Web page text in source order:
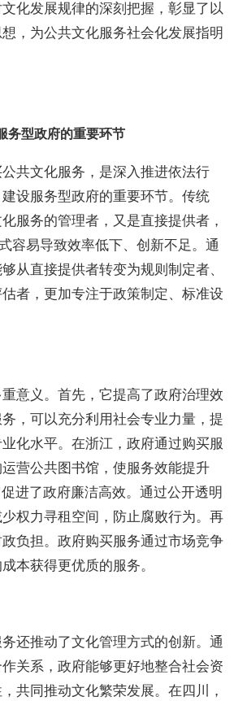
化发展规律的深刻把握，彰显了以
，为公共文化服务社会化发展指明
务型政府的重要环节
共文化服务，是深入推进依法行
设服务型政府的重要环节。传统
服务的管理者，又是直接提供者，
容易导致效率低下、创新不足。通
从直接提供者转变为规则制定者、
者，更加专注于政策制定、标准设
意义。首先，它提高了政府治理效
，可以充分利用社会专业力量，提
化水平。在浙江，政府通过购买服
营公共图书馆，使服务效能提升
进了政府廉洁高效。通过公开透明
权力寻租空间，防止腐败行为。再
负担。政府购买服务通过市场竞争
本获得更优质的服务。
还推动了文化管理方式的创新。通
关系，政府能够更好地整合社会资
共同推动文化繁荣发展。在四川，